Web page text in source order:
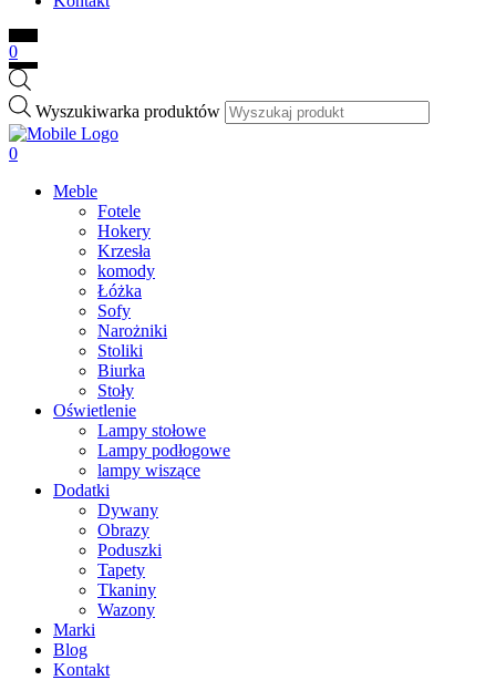
0
Wyszukiwarka produktów
0
Meble
Fotele
Hokery
Krzesła
komody
Łóżka
Sofy
Narożniki
Stoliki
Biurka
Stoły
Oświetlenie
Lampy stołowe
Lampy podłogowe
lampy wiszące
Dodatki
Dywany
Obrazy
Poduszki
Tapety
Tkaniny
Wazony
Marki
Blog
Kontakt